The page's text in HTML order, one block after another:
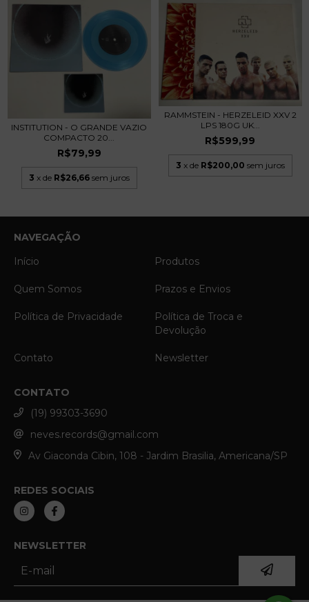
INSTITUTION - O GRANDE VAZIO
COMPACTO 20...
R$79,99
3 x de R$26,66 sem juros
RAMMSTEIN - HERZELEID XXV 2
LPS 180G UK...
R$599,99
3 x de R$200,00 sem juros
NAVEGAÇÃO
Início
Produtos
Quem Somos Prazos e Envios
Política de Privacidade
Política de Troca e
Devolução
Contato Newsletter
CONTATO
(19) 99303-3690
neves.records@gmail.com
Av Giaconda Cibin, 108 - Jardim Brasilia, Americana/SP
REDES SOCIAIS
NEWSLETTER